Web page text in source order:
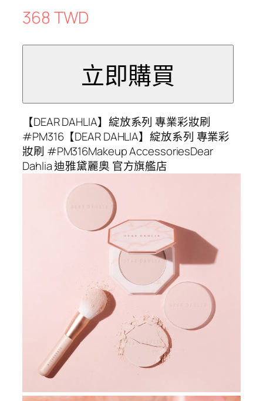
368 TWD
【DEAR DAHLIA】綻放系列 專業彩妝刷
#PM316【DEAR DAHLIA】綻放系列 專業彩
妝刷 #PM316Makeup AccessoriesDear
Dahlia 迪雅黛麗奧 官方旗艦店